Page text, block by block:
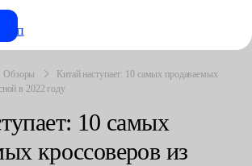
Обзоры
Китай наступает: 10 самых продаваемых
в 2022 году
10 самых
кроссоверов из